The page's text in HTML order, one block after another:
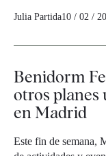
Julia Partida10 / 02 /
Benidorm
otros planes
en Madrid
Este fin de semana,